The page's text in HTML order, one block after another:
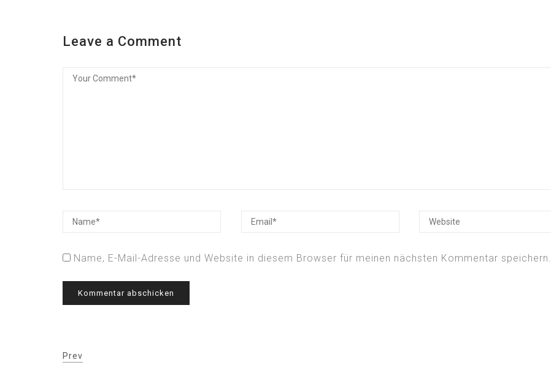
Leave a Comment
Name, E-Mail-Adresse und Website in diesem Browser für meinen nächsten Kommentar speichern.
Prev